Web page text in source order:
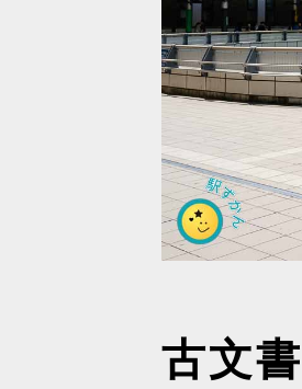
古文